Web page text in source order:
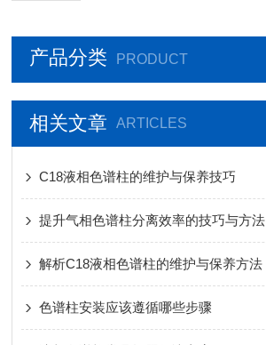
产品分类 PRODUCT
相关文章 ARTICLES
C18液相色谱柱的维护与保养技巧
提升气相色谱柱分离效率的技巧与方法
解析C18液相色谱柱的维护与保养方法
色谱柱安装应该遵循哪些步骤